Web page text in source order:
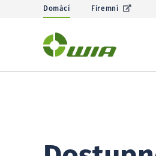
Domácí Firemní